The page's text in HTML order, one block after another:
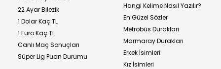
22 Ayar Bilezik
1 Dolar Kaç TL
1 Euro Kaç TL
Canlı Maç Sonuçları
Süper Lig Puan Durumu
Hangi Kelime Nasıl Yazılır?
En Güzel Sözler
Metrobüs Durakları
Marmaray Durakları
Erkek İsimleri
Kız İsimleri